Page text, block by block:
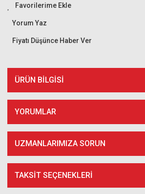
Yorum Yaz
Fiyatı Düşünce Haber Ver
ÜRÜN BILGISI
YORUMLAR
UZMANLARIMIZA SORUN
TAKSIT SEÇENEKLERI